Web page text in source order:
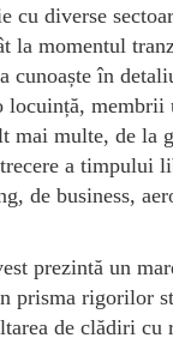
cu diverse
la momentul
cunoaște în
locuință,
mai multe, de la
a timpului
de business,
prezintă un
prisma rigorilor
de clădiri cu